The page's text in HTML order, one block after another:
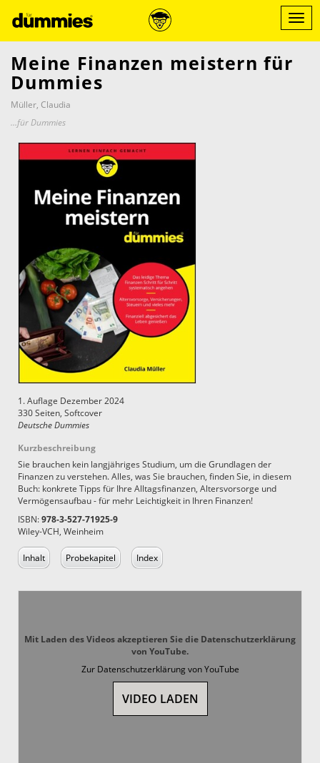
zum
Inhalt
Menü
ein-/
Meine Finanzen meistern für
Dummies
Müller, Claudia
...für Dummies
1. Auflage Dezember 2024
330 Seiten, Softcover
Deutsche Dummies
Kurzbeschreibung
Sie brauchen kein langjähriges Studium, um die Grundlagen der
Finanzen zu verstehen. Alles, was Sie brauchen, finden Sie, in diesem
Buch: konkrete Tipps für Ihre Alltagsfinanzen, Altersvorsorge und
Vermögensaufbau - für mehr Leichtigkeit in Ihren Finanzen!
ISBN:978-3-527-71925-9
Wiley-VCH, Weinheim
Inhalt Probekapitel Index
Mit Laden des Videos akzeptieren Sie die Datenschutzerklärung
von YouTube.
Zur Datenschutzerklärung von YouTube
VIDEO LADEN